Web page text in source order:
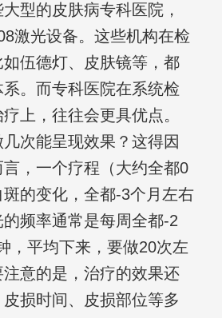
型的皮肤病专科医院，
激光设备。这些机构在检
伍德灯、皮肤镜等，都
。而专科医院在系统检
上，往往会更具优点。
次能呈现效果？这得因
言，一个疗程（大约全都0
的变化，全都-3个月左右
频率通常是每周全都-2
，平均下来，要做20次左
意的是，治疗的效果还
损时间、皮损部位等多